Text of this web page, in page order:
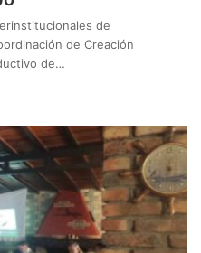
de
de Creación
de…